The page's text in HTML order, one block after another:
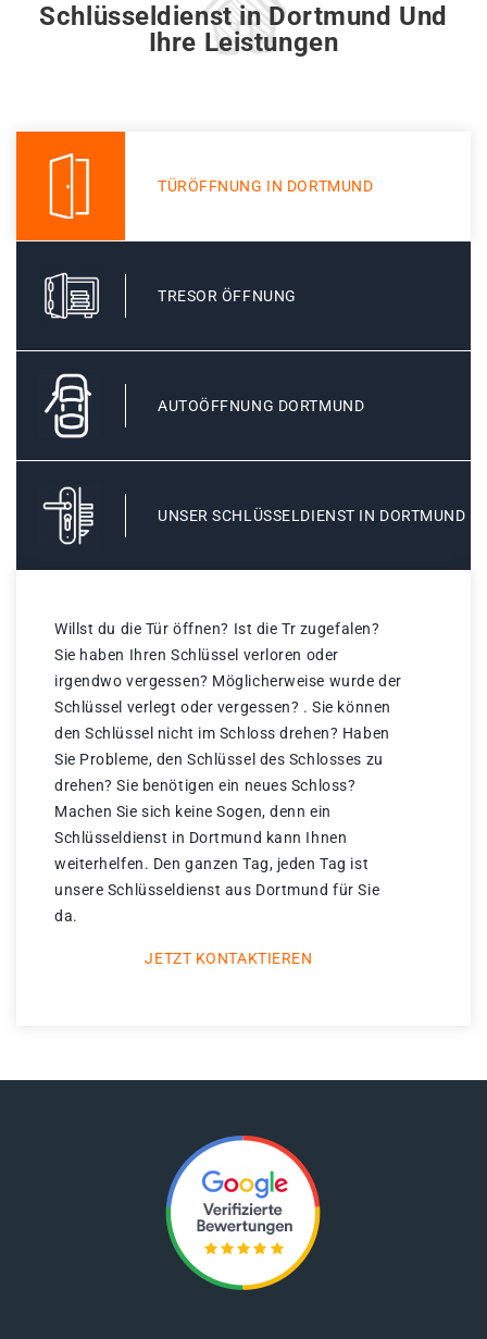
Schlüsseldienst in Dortmund Und
Ihre Leistungen
TÜRÖFFNUNG IN DORTMUND
TRESOR ÖFFNUNG
AUTOÖFFNUNG DORTMUND
UNSER SCHLÜSSELDIENST IN DORTMUND
Willst du die Tür öffnen? Ist die Tr zugefalen?
Sie haben Ihren Schlüssel verloren oder
irgendwo vergessen? Möglicherweise wurde der
Schlüssel verlegt oder vergessen? . Sie können
den Schlüssel nicht im Schloss drehen? Haben
Sie Probleme, den Schlüssel des Schlosses zu
drehen? Sie benötigen ein neues Schloss?
Machen Sie sich keine Sogen, denn ein
Schlüsseldienst in Dortmund kann Ihnen
weiterhelfen. Den ganzen Tag, jeden Tag ist
unsere Schlüsseldienst aus Dortmund für Sie
da.
JETZT KONTAKTIEREN